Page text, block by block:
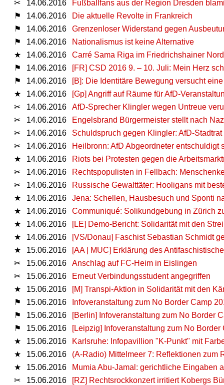
✂ 14.06.2016
Fußballfans aus der Region Dresden
⚑
14.06.2016
Die aktuelle Revolte in Frankreich
⚑
14.06.2016
Grenzenloser Widerstand gegen
⚑
14.06.2016
Nationalismus ist keine Alternative
★
14.06.2016
Carré Sama Riga im Friedrichshainer
⚑
14.06.2016
[FR] CSD 2016 9. – 10. Juli: Mein Herz
⚑
14.06.2016
[B]: Die Identitäre Bewegung versucht
★
14.06.2016
[Gp] Angriff auf Räume für AfD-
✂
14.06.2016
AfD-Sprecher Klingler wegen Untreue
✂
14.06.2016
Engelsbrand Bürgermeister stellt nach
✂
14.06.2016
Schuldspruch gegen Klingler: AfD-
✂
14.06.2016
Heilbronn: AfD Abgeordneter entschuldigt
★
14.06.2016
Riots bei Protesten gegen die
✂
14.06.2016
Rechtspopulisten in Fellbach:
✂
14.06.2016
Russische Gewalttäter: Hooligans mit
★
14.06.2016
Jena: Schellen, Hausbesuch und Sponti
★
14.06.2016
Communiqué: Solikundgebung in Zürich
★
14.06.2016
[LE] Demo-Bericht: Solidarität mit den
★
14.06.2016
[VS/Donau] Faschist Sebastian Schmidt
★
15.06.2016
[AA | MUC] Erklärung des
✂
15.06.2016
Anschlag auf FC-Heim in Eislingen
✂
15.06.2016
Erneut Verbindungsstudent angegriffen
★
15.06.2016
[M] Transpi-Aktion in Solidarität mit den
⚑
15.06.2016
Infoveranstaltung zum No Border Camp
⚑
15.06.2016
[Berlin] Infoveranstaltung zum No Border
⚑
15.06.2016
[Leipzig] Infoveranstaltung zum No
★
15.06.2016
Karlsruhe: Infopavillion "K-Punkt" mit
★
15.06.2016
(A-Radio) Mittelmeer 7: Reflektionen zum
★
15.06.2016
Mumia Abu-Jamal: gerichtliche Eingaben
✂
15.06.2016
[RZ] Rechtsrockkonzert irritiert Kobergs